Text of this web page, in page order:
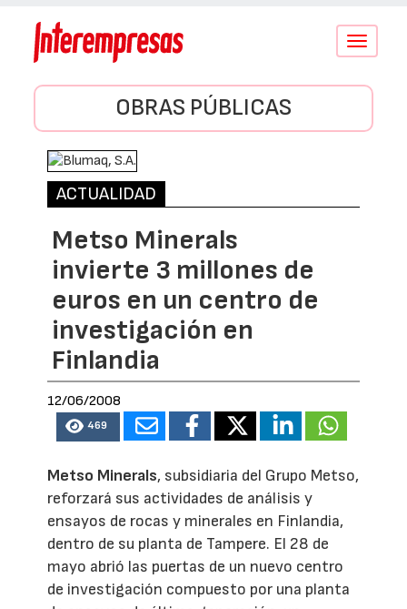
Conmutar
OBRAS PÚBLICAS
ACTUALIDAD
Metso Minerals
invierte 3 millones de
euros en un centro de
investigación en
Finlandia
12/06/2008
469
Metso Minerals, subsidiaria del Grupo Metso,
reforzará sus actividades de análisis y
ensayos de rocas y minerales en Finlandia,
dentro de su planta de Tampere. El 28 de
mayo abrió las puertas de un nuevo centro
de investigación compuesto por una planta